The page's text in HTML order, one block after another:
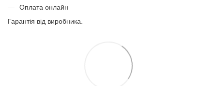
Оплата онлайн
Гарантія від виробника.